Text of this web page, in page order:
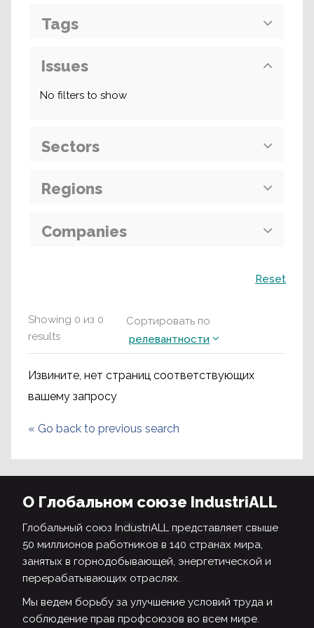
Showing 0 из 0
results
Сортировать по
релевантности
Извините, нет страниц соответствующих
вашему запросу
« Go back to previous search
Tags
Issues
No filters to show
Sectors
Regions
Companies
Reset
О Глобальном союзе IndustriALL
Глобальный союз IndustriALL представляет свыше
50 миллионов работников в 140 странах мира,
занятых в горнодобывающей, энергетической и
перерабатывающих отраслях.
Мы ведем борьбу за улучшение условий труда и
соблюдение прав профсоюзов во всем мире.